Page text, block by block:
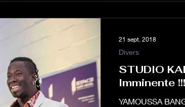
STUDIO
Imminente !!!
YAMOUSSA
Divers
21 sept. 2018